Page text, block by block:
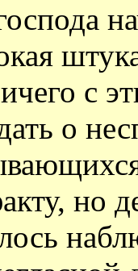
с
о
но